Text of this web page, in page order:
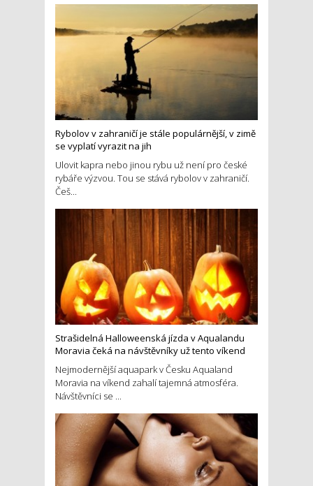
Rybolov v zahraničí je stále populárnější, v zimě
se vyplatí vyrazit na jih
Ulovit kapra nebo jinou rybu už není pro české
rybáře výzvou. Tou se stává rybolov v zahraničí.
Češ...
Strašidelná Halloweenská jízda v Aqualandu
Moravia čeká na návštěvníky už tento víkend
Nejmodernější aquapark v Česku Aqualand
Moravia na víkend zahalí tajemná atmosféra.
Návštěvníci se ...